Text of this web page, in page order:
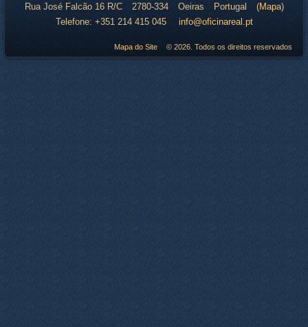
Rua José Falcão 16 R/C
2780-334 Oeiras Portugal (Mapa)
Telefone: +351 214 415 045 info@oficinareal.pt
Mapa do Site © 2026. Todos os direitos reservados